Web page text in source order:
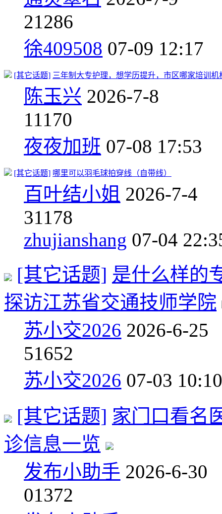
21286
徐409508 07-09 12:17
[其它话题] 三年制大专护理，想学历提升，市区哪家培训机
陈玉兴 2026-7-8
11170
夜夜加班 07-08 17:53
[其它话题] 哪里可以羽毛球拍穿线（自带线）
百叶结小姐 2026-7-4
31178
zhujianshang 07-04
[其它话题] 是什么样的
探访江苏省交通技师学院
苏小交2026 2026-6-25
51652
苏小交2026 07-03 10:10
[其它话题] 家门口看名
诊信息一览
发布小助手 2026-6-30
01372